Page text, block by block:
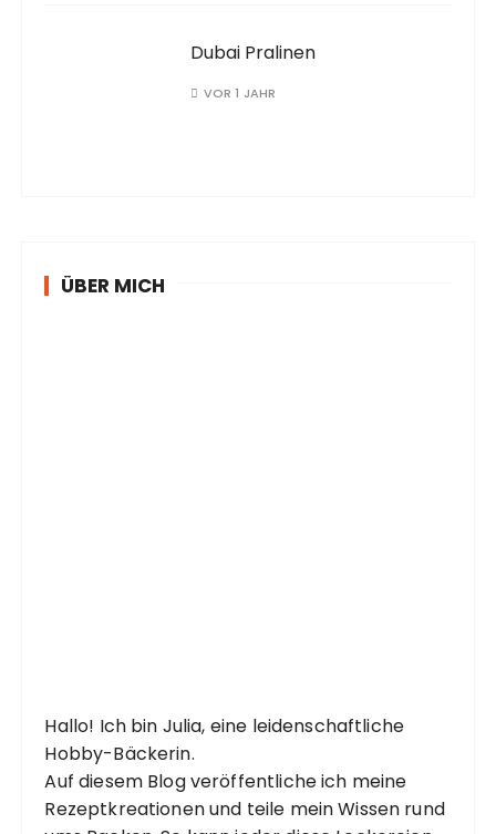
Dubai Pralinen
VOR 1 JAHR
ÜBER MICH
Hallo! Ich bin Julia, eine leidenschaftliche
Hobby-Bäckerin.
Auf diesem Blog veröffentliche ich meine
Rezeptkreationen und teile mein Wissen rund